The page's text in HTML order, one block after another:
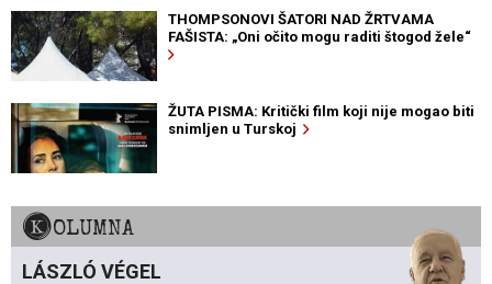
THOMPSONOVI ŠATORI NAD ŽRTVAMA
FAŠISTA: „Oni očito mogu raditi štogod žele“
ŽUTA PISMA: Kritički film koji nije mogao biti
snimljen u Turskoj
KOLUMNA
LÁSZLÓ VÉGEL